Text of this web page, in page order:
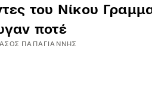
του Νίκου
ποτέ
ΠΑΠΑΓΙΆΝΝΗΣ